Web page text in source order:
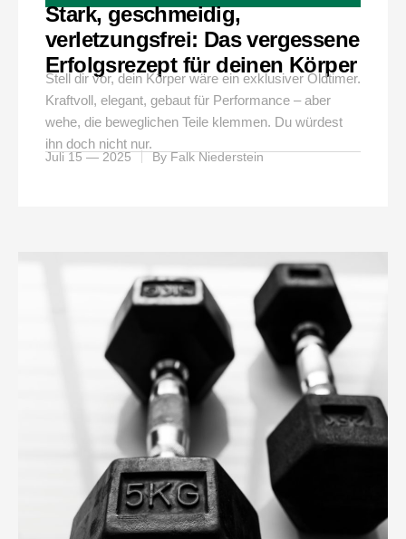
Stark, geschmeidig,
verletzungsfrei: Das vergessene
Erfolgsrezept für deinen Körper
Stell dir vor, dein Körper wäre ein exklusiver Oldtimer.
Kraftvoll, elegant, gebaut für Performance – aber
wehe, die beweglichen Teile klemmen. Du würdest
ihn doch nicht nur.
Juli 15 — 2025 ByFalk Niederstein